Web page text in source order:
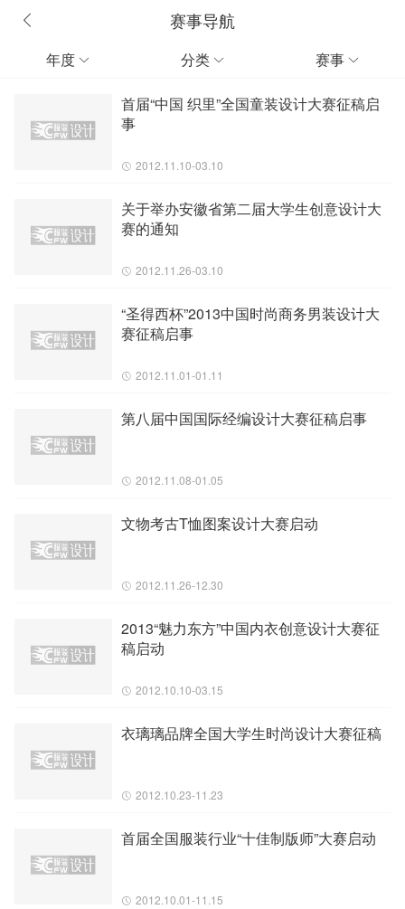
赛事导航
年度  分类  赛事 
首届“中国 织里”全国童装设计大赛征稿启
事
2012.11.10-03.10
关于举办安徽省第二届大学生创意设计大
赛的通知
2012.11.26-03.10
“圣得西杯”2013中国时尚商务男装设计大
赛征稿启事
2012.11.01-01.11
第八届中国国际经编设计大赛征稿启事
2012.11.08-01.05
文物考古T恤图案设计大赛启动
2012.11.26-12.30
2013“魅力东方”中国内衣创意设计大赛征
稿启动
2012.10.10-03.15
衣璃璃品牌全国大学生时尚设计大赛征稿
2012.10.23-11.23
首届全国服装行业“十佳制版师”大赛启动
2012.10.01-11.15